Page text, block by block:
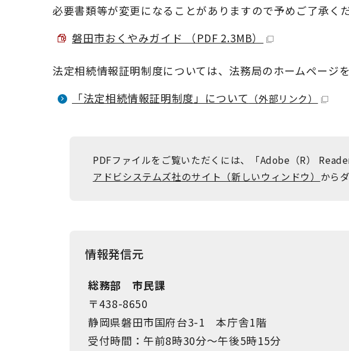
必要書類等が変更になることがありますので予めご了承くだ
磐田市おくやみガイド （PDF 2.3MB）
法定相続情報証明制度については、法務局のホームページ
「法定相続情報証明制度」について （外部リンク）
PDFファイルをご覧いただくには、「Adobe（R）
アドビシステムズ社のサイト（新しいウィンドウ） から
情報発信元
総務部 市民課
〒438-8650
静岡県磐田市国府台3-1 本庁舎1階
受付時間：午前8時30分～午後5時15分